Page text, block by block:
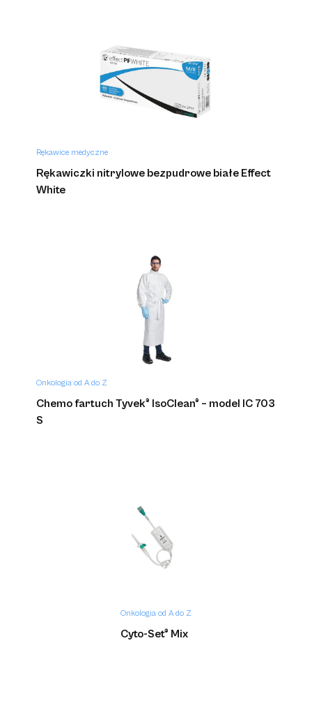
Rękawice medyczne
Rękawiczki nitrylowe bezpudrowe białe Effect
White
Onkologia od A do Z
Chemo fartuch Tyvek® IsoClean® – model IC 703
S
Onkologia od A do Z
Cyto-Set® Mix